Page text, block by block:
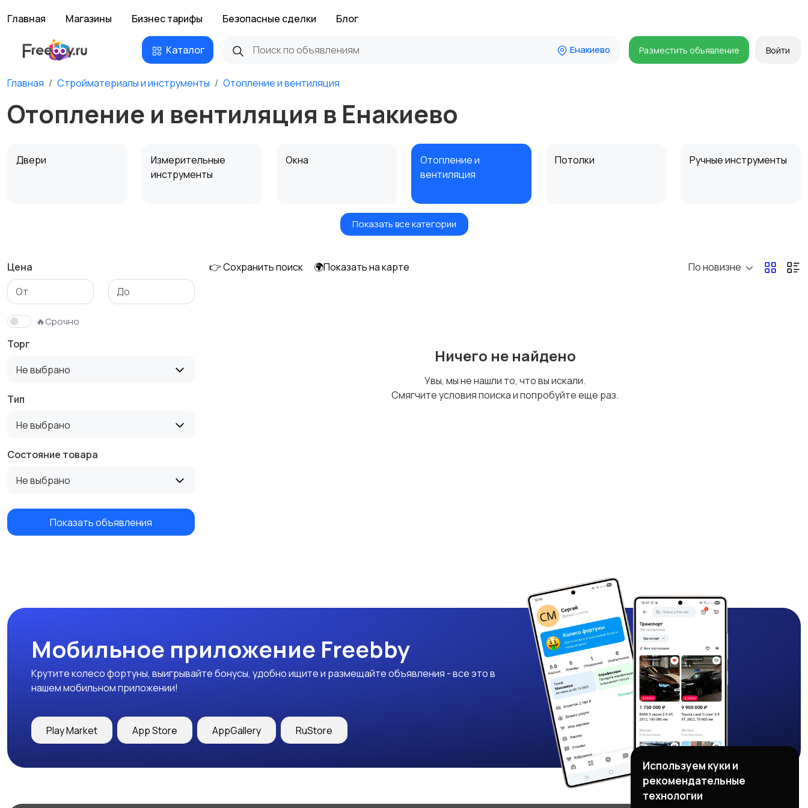
Главная Магазины Бизнес тарифы Безопасные сделки Блог
Каталог Енакиево Разместить объявление Войти
Главная Стройматериалы и инструменты Отопление и вентиляция
Отопление и вентиляция в Енакиево
Двери
Измерительные
инструменты
Окна
Отопление и
вентиляция
Потолки Ручные инструменты
Электроинструмент
Показать все категории
Цена
🔥Срочно
Торг
Не выбрано
Тип
Не выбрано
Состояние товара
Не выбрано
Показать объявления
👉 Сохранить поиск 🌍Показать на карте По новизне
Ничего не найдено
Увы, мы не нашли то, что вы искали.
Смягчите условия поиска и попробуйте еще раз.
Мобильное приложение Freebby
Крутите колесо фортуны, выигрывайте бонусы, удобно ищите и размещайте объявления - все это в
нашем мобильном приложении!
Play Market App Store AppGallery RuStore
Используем куки и
рекомендательные
технологии